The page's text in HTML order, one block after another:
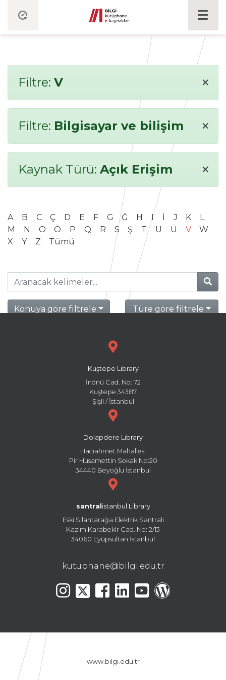
Filtre: V ×
Filtre: Bilgisayar ve bilişim ×
Kaynak Türü: Açık Erişim ×
A B C Ç D E F G Ğ H I İ J K
L
M
N O Ö P Q R S Ş T U Ü V
W
X
Y Z Tümü
Konuya göre filtrele Türe göre filtrele
Kuştepe Library
İnönü Cad. No: 72
Kuştepe 34387
Şişli / İstanbul
Dolapdere Library
Hacıahmet Mahallesi
Pir Hüsamettin Sokak No:20
34440 Beyoğlu İstanbul
santral istanbul Library
Eski Silahtarağa Elektrik Santralı
Kazım Karabekir Cad. No: 2/13
34060 Eyüpsultan İstanbul
kutuphane@bilgi.edu.tr
www.bilgi.edu.tr